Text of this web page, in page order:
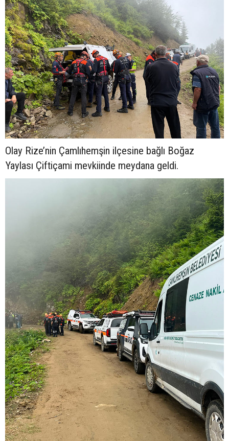
Olay Rize’nin Çamlıhemşin ilçesine bağlı Boğaz
Yaylası Çiftiçami mevkiinde meydana geldi.